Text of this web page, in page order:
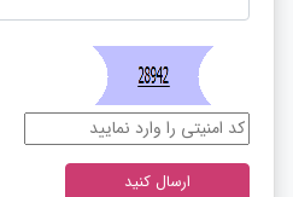
ارسال کنید